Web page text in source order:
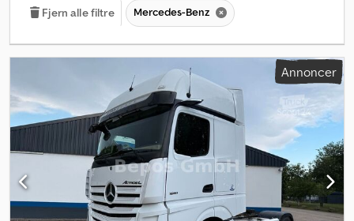
Fjern alle filtre Mercedes-Benz
Annoncer